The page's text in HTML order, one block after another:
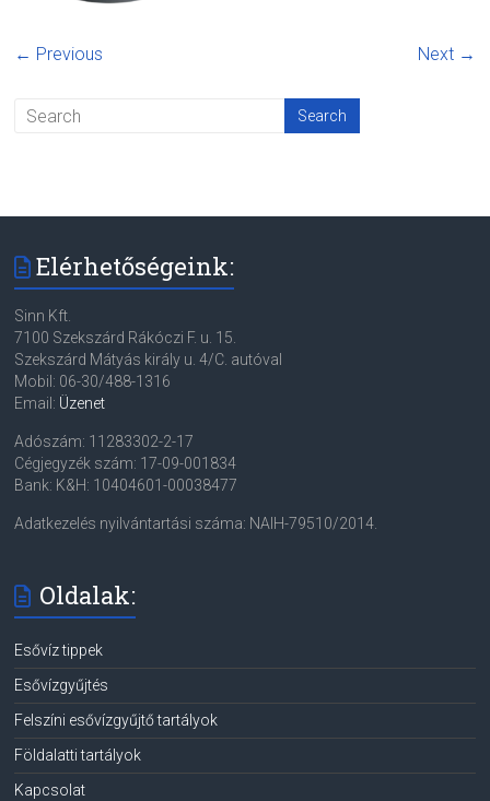
← Previous Next →
Elérhetőségeink:
Sinn Kft.
7100 Szekszárd Rákóczi F. u. 15.
Szekszárd Mátyás király u. 4/C. autóval
Mobil: 06-30/488-1316
Email: Üzenet
Adószám: 11283302-2-17
Cégjegyzék szám: 17-09-001834
Bank: K&H: 10404601-00038477
Adatkezelés nyilvántartási száma: NAIH-79510/2014.
Oldalak:
Esővíz tippek
Esővízgyűjtés
Felszíni esővízgyűjtő tartályok
Földalatti tartályok
Kapcsolat